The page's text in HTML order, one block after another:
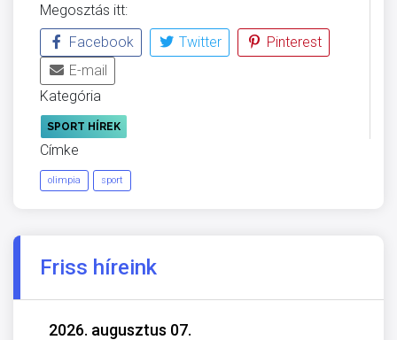
Megosztás itt:
Facebook
Twitter
Pinterest
E-mail
Kategória
SPORT HÍREK
Címke
olimpia sport
Friss híreink
2026. augusztus 07.